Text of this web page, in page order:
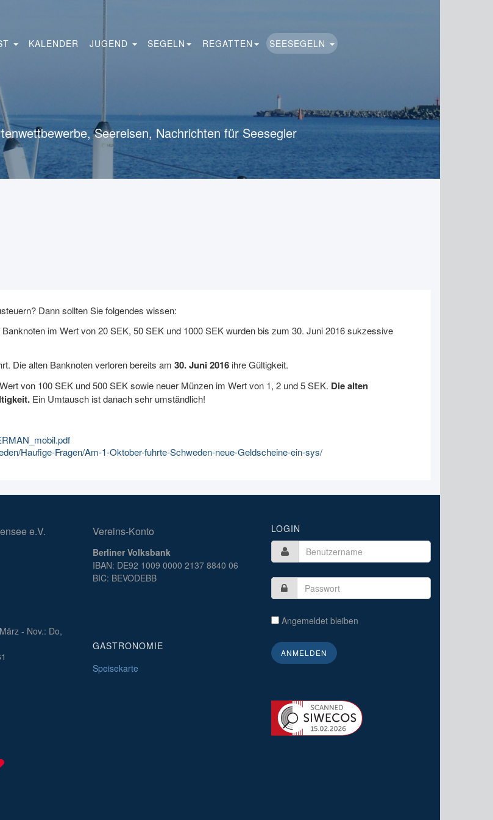
KALENDER JUGEND SEGELN REGATTEN SEESEGELN
Seereisen, Nachrichten für Seesegler
Dann sollten Sie folgendes wissen:
im Wert von 20 SEK, 50 SEK und 1000 SEK wurden bis zum 30. Juni 2016 sukzessive
Die alten Banknoten verloren bereits am 30. Juni 2016 ihre Gültigkeit.
von 100 SEK und 500 SEK sowie neuer Münzen im Wert von 1, 2 und 5 SEK. Die alten
Ein Umtausch ist danach sehr umständlich!
Haufige-Fragen/Am-1-Oktober-fuhrte-Schweden-neue-Geldscheine-ein-sys/
e.V.
- Nov.: Do,
Vereins-Konto
Berliner Volksbank
IBAN: DE92 1009 0000 2137 8840 06
BIC: BEVODEBB
GASTRONOMIE
Speisekarte
LOGIN
Angemeldet bleiben